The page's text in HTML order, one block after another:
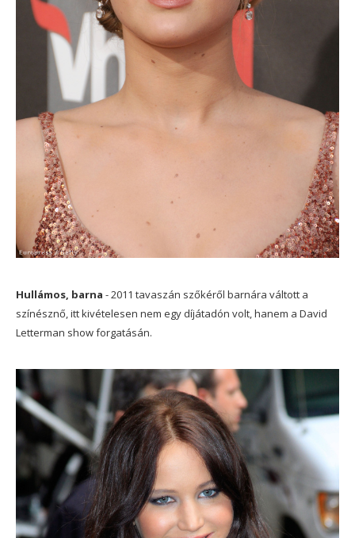
Hullámos, barna - 2011 tavaszán szőkéről barnára váltott a
színésznő, itt kivételesen nem egy díjátadón volt, hanem a David
Letterman show forgatásán.